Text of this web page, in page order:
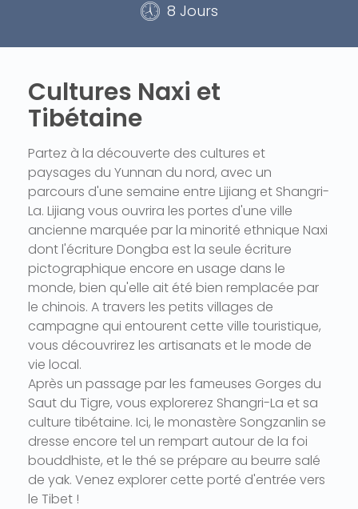
8 Jours
Cultures Naxi et
Tibétaine
Partez à la découverte des cultures et
paysages du Yunnan du nord, avec un
parcours d'une semaine entre Lijiang et Shangri-
La. Lijiang vous ouvrira les portes d'une ville
ancienne marquée par la minorité ethnique Naxi
dont l'écriture Dongba est la seule écriture
pictographique encore en usage dans le
monde, bien qu'elle ait été bien remplacée par
le chinois. A travers les petits villages de
campagne qui entourent cette ville touristique,
vous découvrirez les artisanats et le mode de
vie local.
Après un passage par les fameuses Gorges du
Saut du Tigre, vous explorerez Shangri-La et sa
culture tibétaine. Ici, le monastère Songzanlin se
dresse encore tel un rempart autour de la foi
bouddhiste, et le thé se prépare au beurre salé
de yak. Venez explorer cette porté d'entrée vers
le Tibet !